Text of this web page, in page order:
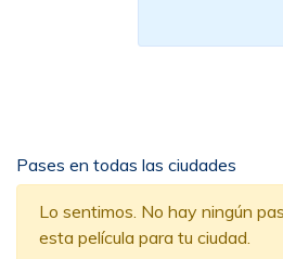
Pases en todas las ciudades
Lo sentimos. No hay ningún
esta película para tu ciudad.